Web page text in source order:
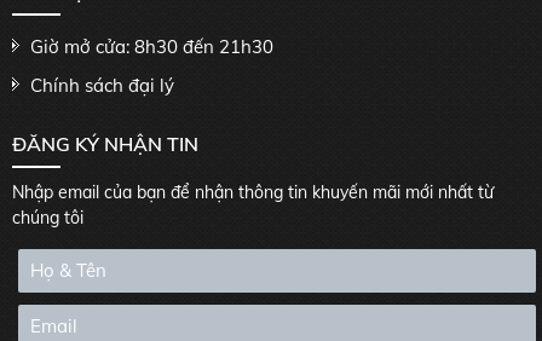
Giờ mở cửa: 8h30 đến 21h30
Chính sách đại lý
ĐĂNG KÝ NHẬN TIN
Nhập email của bạn để nhận thông tin khuyến mãi mới nhất từ
chúng tôi